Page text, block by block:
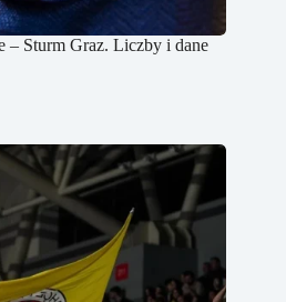
– Sturm Graz. Liczby i dane